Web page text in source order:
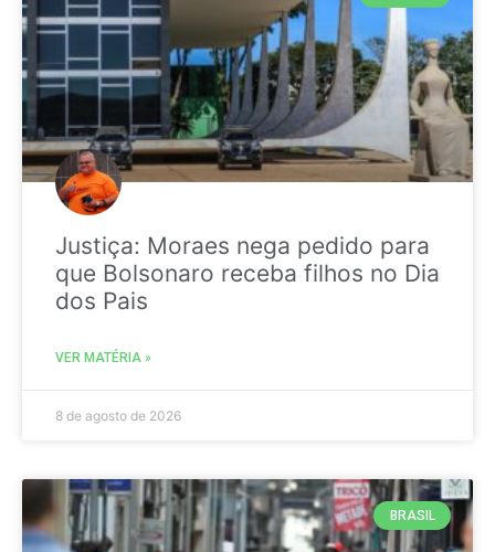
Justiça: Moraes nega pedido para
que Bolsonaro receba filhos no Dia
dos Pais
VER MATÉRIA »
8 de agosto de 2026
BRASIL